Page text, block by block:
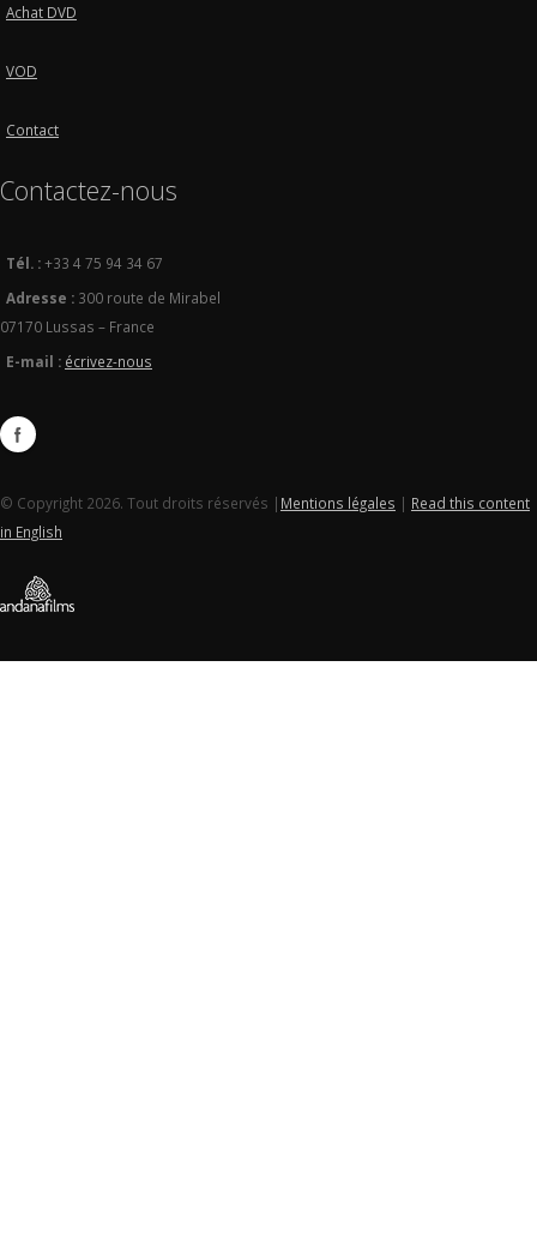
Achat DVD
VOD
Contact
Contactez-nous
Tél. :+33 4 75 94 34 67
Adresse : 300 route de Mirabel
07170 Lussas – France
E-mail : écrivez-nous
© Copyright 2026. Tout droits réservés | Mentions légales | Read this content
in English